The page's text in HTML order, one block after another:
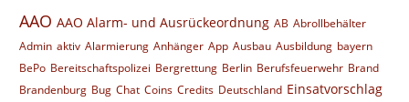
AAO AAO Alarm- und Ausrückeordnung AB Abrollbehälter
Admin aktiv Alarmierung Anhänger App Ausbau Ausbildung bayern
BePo Bereitschaftspolizei Bergrettung Berlin Berufsfeuerwehr Brand
Brandenburg Bug Chat Coins Credits Deutschland Einsatvorschlag